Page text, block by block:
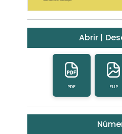
Abrir |
PDF FLIP